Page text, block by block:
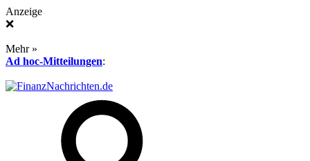
Anzeige
❌
Mehr »
Ad hoc-Mitteilungen: